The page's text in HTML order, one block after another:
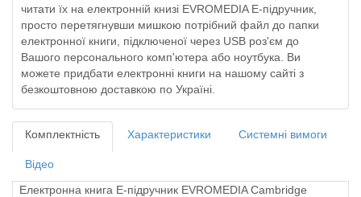
читати їх на електронній книзі EVROMEDIA Е-підручник,
просто перетягнувши мишкою потрібний файл до папки
електронної книги, підключеної через USB роз'єм до
Вашого персонального комп'ютера або ноутбука. Ви
можете придбати електронні книги на нашому сайті з
безкоштовною доставкою по Україні.
Комплектність Характеристики Системні вимоги
Вiдео
Електронна книга E-підручник EVROMEDIA Cambridge